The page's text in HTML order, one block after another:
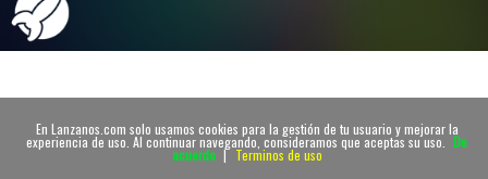
En Lanzanos.com solo usamos cookies para la gestión de tu usuario y mejorar la
experiencia de uso. Al continuar navegando, consideramos que aceptas su uso. De
acuerdo | Terminos de uso